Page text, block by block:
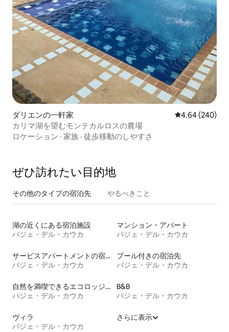
ダリエンの一軒家 レビュー240
4.64 (240)
カリマ湖を望むモンテカルロスの農場
ロケーション · 家族 · 徒歩移動のしやすさ
ぜひ訪⁠れ⁠た⁠い目⁠的⁠地
その他のタ⁠イ⁠プ⁠の宿⁠泊⁠先 やるべきこと
湖の近くにある宿泊施設
バジェ・デル・カウカ
マンション・アパート
バジェ・デル・カウカ
サービスアパートメントの宿泊施設
バジェ・デル・カウカ
プール付きの宿泊先
バジェ・デル・カウカ
自然を満喫できるエコロッジの宿泊施設
バジェ・デル・カウカ
B&B
バジェ・デル・カウカ
ヴィラ
バジェ・デル・カウカ
さらに表示